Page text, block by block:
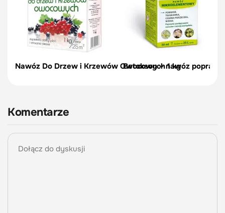
Nawóz Do Drzew i Krzewów Owocowych 1 kg
Betokson – nawóz
Komentarze